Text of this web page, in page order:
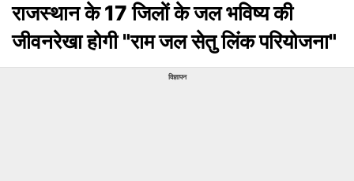
राजस्थान के 17 जिलों के जल भविष्य की
जीवनरेखा होगी "राम जल सेतु लिंक परियोजना"
विज्ञापन